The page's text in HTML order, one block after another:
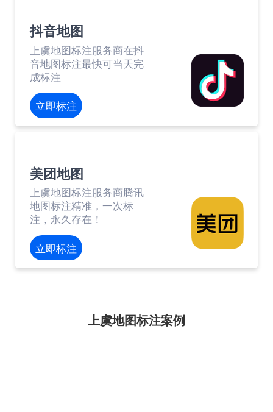
抖音地图
上虞地图标注服务商在抖
音地图标注最快可当天完
成标注
立即标注
美团地图
上虞地图标注服务商腾讯
地图标注精准，一次标
注，永久存在！
立即标注
上虞地图标注案例